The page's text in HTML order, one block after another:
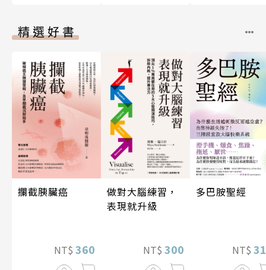
精選好書
攔截胰臟癌
NT$ 360
做對大腦練習，
表現就升級
NT$ 300
多巴胺聖經
NT$